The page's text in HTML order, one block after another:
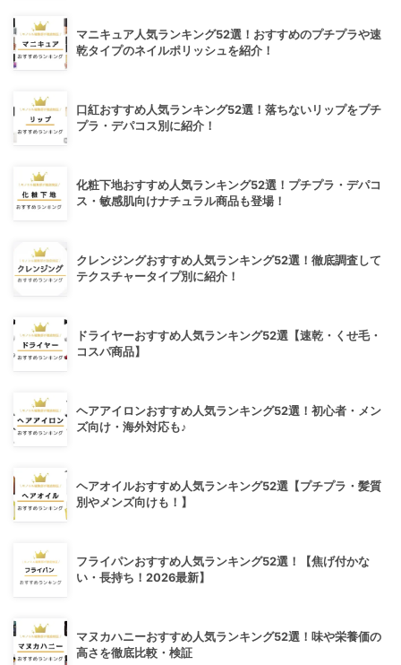
マニキュア人気ランキング52選！おすすめのプチプラや速
乾タイプのネイルポリッシュを紹介！
口紅おすすめ人気ランキング52選！落ちないリップをプチ
プラ・デパコス別に紹介！
化粧下地おすすめ人気ランキング52選！プチプラ・デパコ
ス・敏感肌向けナチュラル商品も登場！
クレンジングおすすめ人気ランキング52選！徹底調査して
テクスチャータイプ別に紹介！
ドライヤーおすすめ人気ランキング52選【速乾・くせ毛・
コスパ商品】
ヘアアイロンおすすめ人気ランキング52選！初心者・メン
ズ向け・海外対応も♪
ヘアオイルおすすめ人気ランキング52選【プチプラ・髪質
別やメンズ向けも！】
フライパンおすすめ人気ランキング52選！【焦げ付かな
い・長持ち！2026最新】
マヌカハニーおすすめ人気ランキング52選！味や栄養価の
高さを徹底比較・検証